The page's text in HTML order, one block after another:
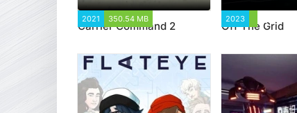
2021 350.54 MB
Carrier Command 2
2023
Off The Grid